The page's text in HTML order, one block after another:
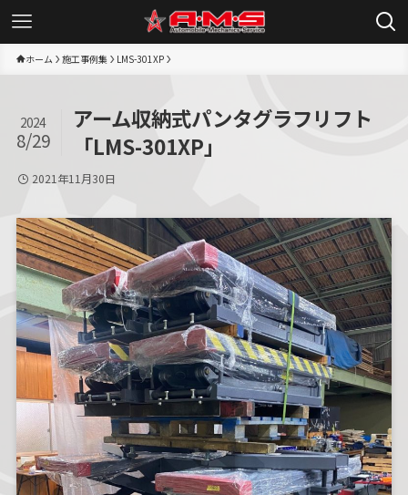
ホーム 施工事例集 LMS-301XP
アーム収納式パンタグラフリフト
「LMS-301XP」
2024
8/29
2021年11月30日